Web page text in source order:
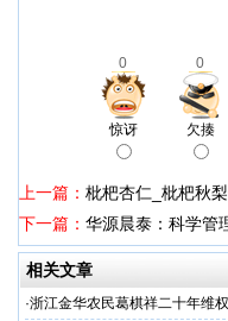
0 0
惊讶 欠揍
上一篇： 枇杷杏仁_枇杷秋
下一篇： 华源晨泰：科学管
相关文章
·浙江金华农民葛棋祥二十年维